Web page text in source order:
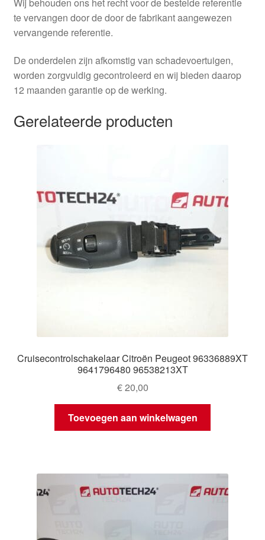
te vervangen door de door de fabrikant aangewezen
vervangende referentie.
De onderdelen zijn afkomstig van schadevoertuigen,
worden zorgvuldig gecontroleerd en wij bieden daarop
12 maanden garantie op de werking.
Gerelateerde producten
Cruisecontrolschakelaar Citroën Peugeot 96336889XT
9641796480 96538213XT
€20,00
Toevoegen aan winkelwagen